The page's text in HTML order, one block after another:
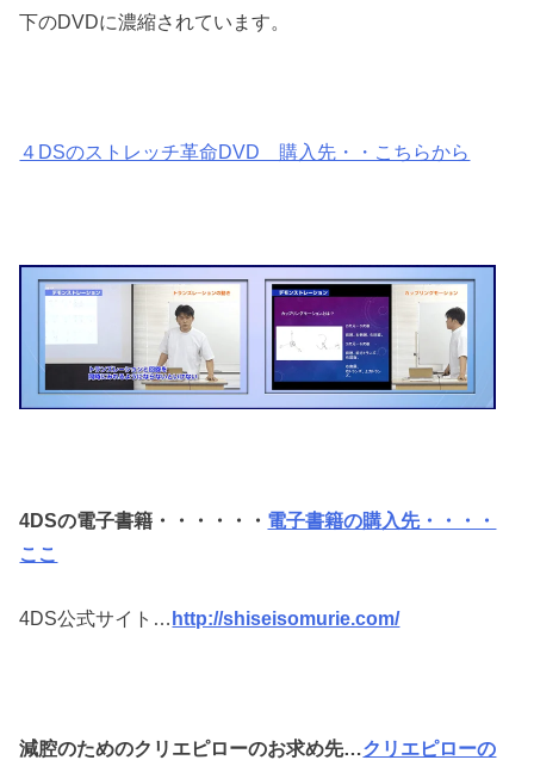
下のDVDに濃縮されています。
４DSのストレッチ革命DVD 購入先・・こちらから
4DSの電子書籍・・・・・・ 電子書籍の購入先・・・・
ここ
4DS公式サイト…http://shiseisomurie.com/
減腔のためのクリエピローのお求め先…クリエピローの